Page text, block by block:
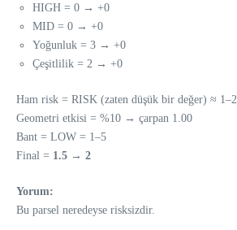
HIGH = 0 → +0
MID = 0 → +0
Yoğunluk = 3 → +0
Çeşitlilik = 2 → +0
Ham risk = RISK (zaten düşük bir değer) ≈ 1–2
Geometri etkisi = %10 → çarpan 1.00
Bant = LOW = 1–5
Final = 1.5 → 2
Yorum:
Bu parsel neredeyse risksizdir.